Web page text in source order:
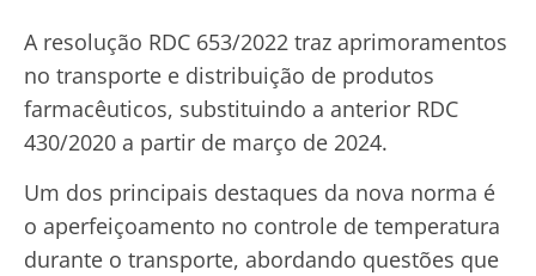
A resolução RDC 653/2022 traz aprimoramentos
no transporte e distribuição de produtos
farmacêuticos, substituindo a anterior RDC
430/2020 a partir de março de 2024.
Um dos principais destaques da nova norma é
o aperfeiçoamento no controle de temperatura
durante o transporte, abordando questões que